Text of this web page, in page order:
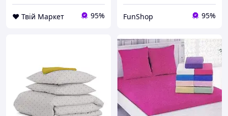
❤️ Твій Маркет 95% FunShop 95%